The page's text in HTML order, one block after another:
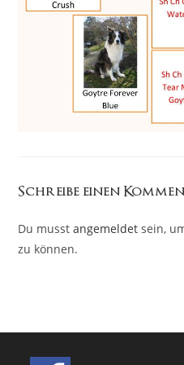
Schreibe einen
Du musstangemeldet sein,
zu können.